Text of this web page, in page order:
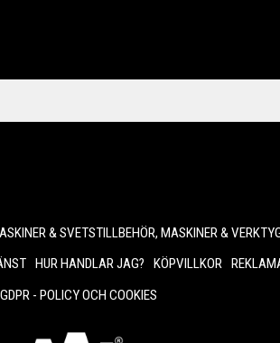
& SVETSTILLBEHÖR, MASKINER &
HUR HANDLAR JAG? KÖPVILLKOR
GDPR - POLICY OCH COOKIES